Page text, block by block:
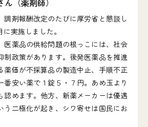
（薬剤師）
剤報酬改定のたびに厚労省と懇談し
実施しました。
薬品の供給問題の根っこには、社会
制政策があります。後発医薬品を推進
薬価が不採算品の製造中止、手順不正
番安い薬で１錠５・７円。あめ玉より
認めます。他方、新薬メーカーは優遇
う二極化が起き、シワ寄せは国民にお